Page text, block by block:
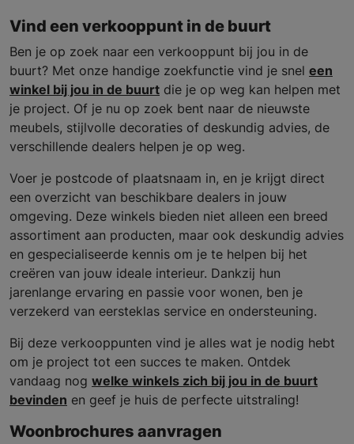
Vind een verkooppunt in de buurt
Ben je op zoek naar een verkooppunt bij jou in de
buurt? Met onze handige zoekfunctie vind je snel een
winkel bij jou in de buurt die je op weg kan helpen met
je project. Of je nu op zoek bent naar de nieuwste
meubels, stijlvolle decoraties of deskundig advies, de
verschillende dealers helpen je op weg.
Voer je postcode of plaatsnaam in, en je krijgt direct
een overzicht van beschikbare dealers in jouw
omgeving. Deze winkels bieden niet alleen een breed
assortiment aan producten, maar ook deskundig advies
en gespecialiseerde kennis om je te helpen bij het
creëren van jouw ideale interieur. Dankzij hun
jarenlange ervaring en passie voor wonen, ben je
verzekerd van eersteklas service en ondersteuning.
Bij deze verkooppunten vind je alles wat je nodig hebt
om je project tot een succes te maken. Ontdek
vandaag nog welke winkels zich bij jou in de buurt
bevinden en geef je huis de perfecte uitstraling!
Woonbrochures aanvragen